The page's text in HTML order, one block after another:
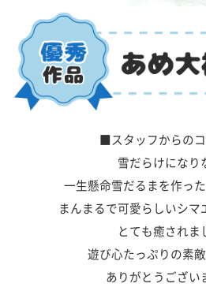
■スタッフからの
雪だらけになり
一生懸命雪だるまを作っ
まんまるで可愛らしいシマ
とても癒されま
遊び心たっぷりの素
ありがとうござい